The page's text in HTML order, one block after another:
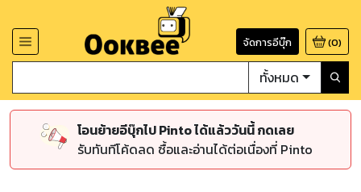
จัดการอีบุ๊ก (0)
ทั้งหมด
โอนย้ายอีบุ๊กไป Pinto ได้แล้ววันนี้ กดเลย
รับทันทีโค้ดลด ซื้อและอ่านได้ต่อเนื่องที่ Pinto